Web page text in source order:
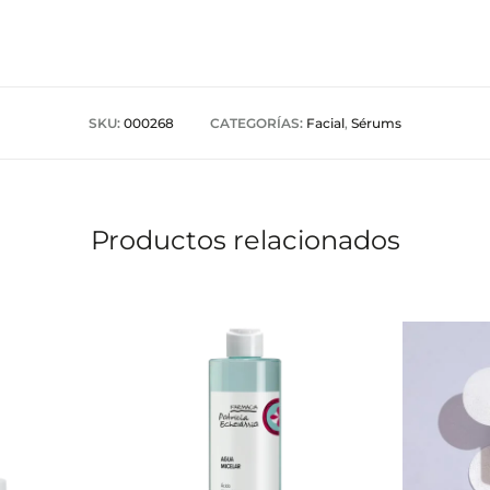
SKU: 000268 CATEGORÍAS: Facial, Sérums
Productos relacionados